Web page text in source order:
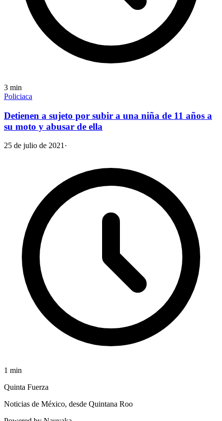
3 min
Policiaca
Detienen a sujeto por subir a una niña de 11 años a
su moto y abusar de ella
25 de julio de 2021·
1 min
Quinta Fuerza
Noticias de México, desde Quintana Roo